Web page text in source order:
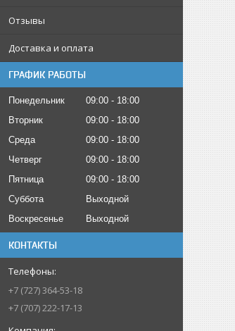
Отзывы
Доставка и оплата
ГРАФИК РАБОТЫ
Понедельник 09:00
18:00
Вторник
09:00
18:00
Среда
09:00
18:00
Четверг
09:00
18:00
Пятница
09:00
18:00
Суббота
Выходной
Воскресенье
Выходной
КОНТАКТЫ
+7 (727) 364-53-18
+7 (707) 222-17-13